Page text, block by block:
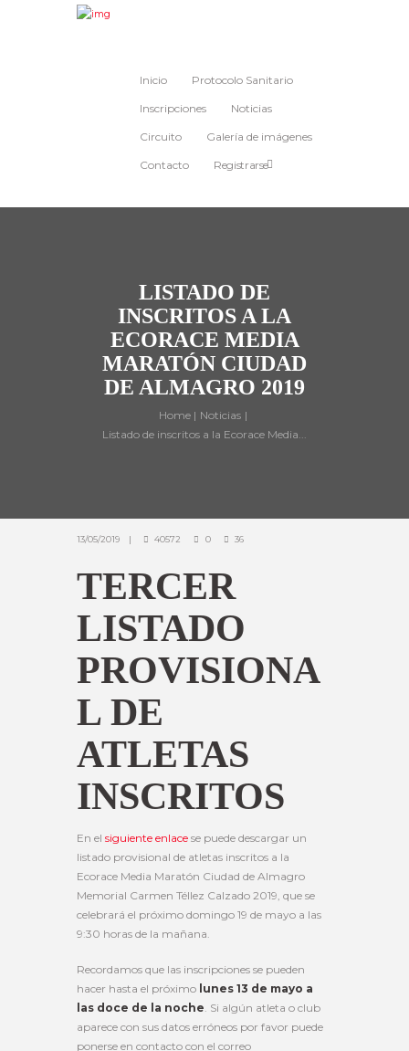
Inicio Protocolo Sanitario
Inscripciones Noticias
Circuito Galería de imágenes
Contacto Registrarse
LISTADO DE
INSCRITOS A LA
ECORACE MEDIA
MARATÓN CIUDAD
DE ALMAGRO 2019
Home
Noticias
Listado de inscritos a la Ecorace Media...
13/05/2019 40572 0 36
TERCER
LISTADO
PROVISIONA
L DE
ATLETAS
INSCRITOS
En el siguiente enlace se puede descargar un
listado provisional de atletas inscritos a la
Ecorace Media Maratón Ciudad de Almagro
Memorial Carmen Téllez Calzado 2019, que se
celebrará el próximo domingo 19 de mayo a las
9:30 horas de la mañana.
Recordamos que las inscripciones se pueden
hacer hasta el próximo lunes 13 de mayo a
las doce de la noche . Si algún atleta o club
aparece con sus datos erróneos por favor puede
ponerse en contacto con el correo